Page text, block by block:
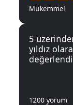
Mükemmel
5
yıldız
1200 yorum